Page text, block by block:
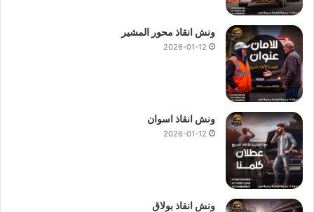
ونش انقاذ محور المشير
2026-01-12
ونش انقاذ اسوان
2026-01-12
ونش انقاذ بولاق